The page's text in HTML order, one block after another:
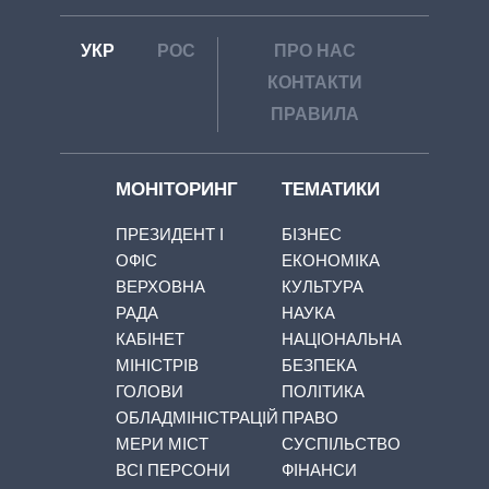
УКР РОС
ПРО НАС
КОНТАКТИ
ПРАВИЛА
МОНІТОРИНГ
ПРЕЗИДЕНТ І
ОФІС
ВЕРХОВНА
РАДА
КАБІНЕТ
МІНІСТРІВ
ГОЛОВИ
ОБЛАДМІНІСТРАЦІЙ
МЕРИ МІСТ
ВСІ ПЕРСОНИ
ТЕМАТИКИ
БІЗНЕС
ЕКОНОМІКА
КУЛЬТУРА
НАУКА
НАЦІОНАЛЬНА
БЕЗПЕКА
ПОЛІТИКА
ПРАВО
СУСПІЛЬСТВО
ФІНАНСИ